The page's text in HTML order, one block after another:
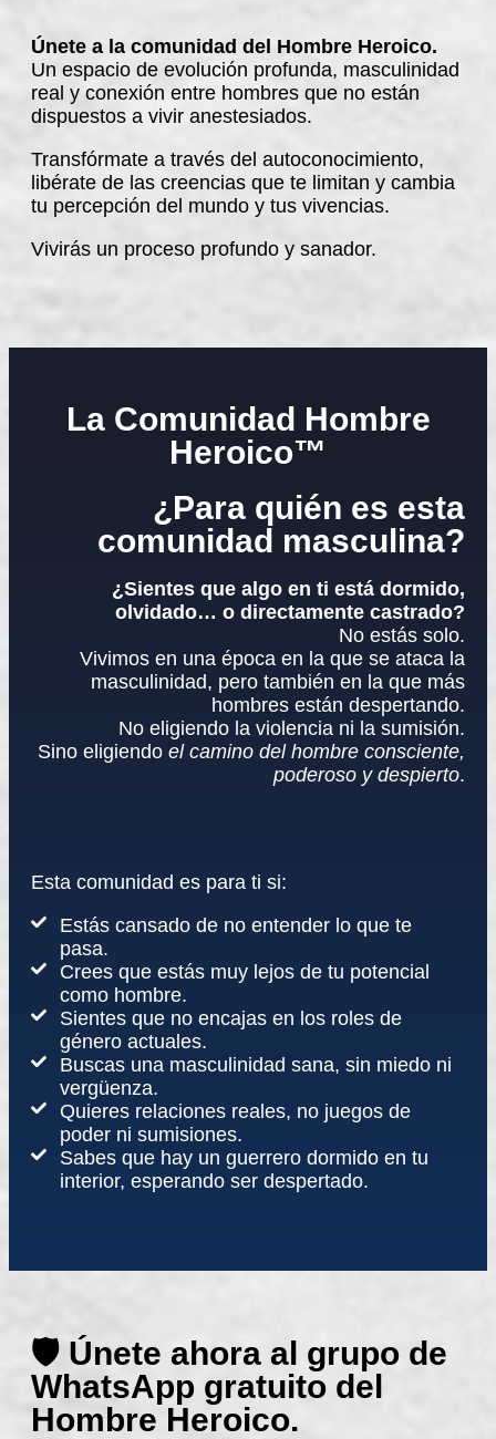
Únete a la comunidad del Hombre Heroico.
Un espacio de evolución profunda, masculinidad
real y conexión entre hombres que no están
dispuestos a vivir anestesiados.
Transfórmate a través del autoconocimiento,
libérate de las creencias que te limitan y cambia
tu percepción del mundo y tus vivencias.
Vivirás un proceso profundo y sanador.
La Comunidad Hombre
Heroico™
¿Para quién es esta
comunidad masculina?
¿Sientes que algo en ti está dormido,
olvidado… o directamente castrado?
No estás solo.
Vivimos en una época en la que se ataca la
masculinidad, pero también en la que más
hombres están despertando.
No eligiendo la violencia ni la sumisión.
Sino eligiendo el camino del hombre consciente,
poderoso y despierto.
Esta comunidad es para ti si:
Estás cansado de no entender lo que te
pasa.
Crees que estás muy lejos de tu potencial
como hombre.
Sientes que no encajas en los roles de
género actuales.
Buscas una masculinidad sana, sin miedo ni
vergüenza.
Quieres relaciones reales, no juegos de
poder ni sumisiones.
Sabes que hay un guerrero dormido en tu
interior, esperando ser despertado.
🛡️ Únete ahora al grupo de
WhatsApp gratuito del
Hombre Heroico.